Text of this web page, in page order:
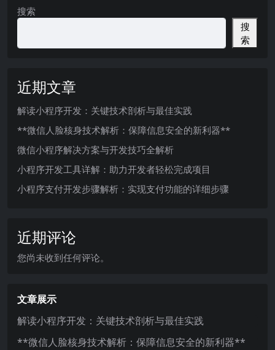
搜索
搜
索
近期文章
解读小程序开发：关键技术剖析与最佳实践
**微信人脸核身技术解析：保障信息安全的新利器**
微信小程序解决方案与开发技巧全解析
小程序开发工具详解：助力开发者轻松完成项目
小程序支付开发步骤解析：实现支付功能的详细步骤
近期评论
您尚未收到任何评论。
文章展示
解读小程序开发：关键技术剖析与最佳实践
**微信人脸核身技术解析：保障信息安全的新利器**